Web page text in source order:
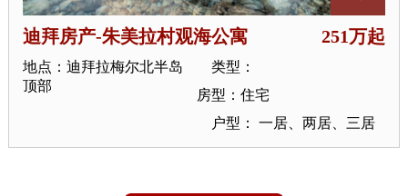
迪拜房产-朱美拉村观海公寓 251万起
地点：迪拜拉梅尔北半岛
顶部
类型：
房型：住宅
户型： 一居、两居、三居